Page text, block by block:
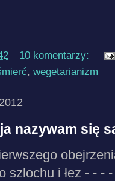
10 komentarzy:
, wegetarianizm
nazywam się
szlochu i łez - - - -